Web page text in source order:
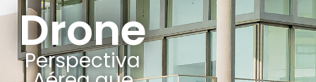
Drone
Perspectiva